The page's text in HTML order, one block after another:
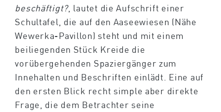
beschäftigt?, lautet die Aufschrift einer
Schultafel, die auf den Aaseewiesen (Nähe
Wewerka-Pavillon) steht und mit einem
beiliegenden Stück Kreide die
vorübergehenden Spaziergänger zum
Innehalten und Beschriften einlädt. Eine auf
den ersten Blick recht simple aber direkte
Frage, die dem Betrachter seine